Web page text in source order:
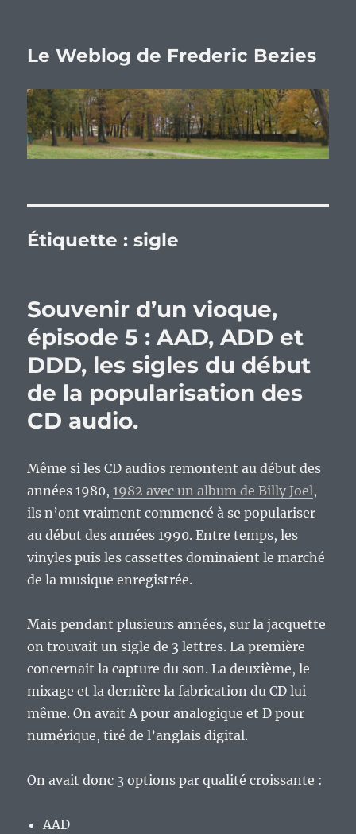
Le Weblog de Frederic Bezies
Étiquette :sigle
Souvenir d’un vioque,
épisode 5 : AAD, ADD et
DDD, les sigles du début
de la popularisation des
CD audio.
Même si les CD audios remontent au début des
années 1980,1982 avec un album de Billy Joel,
ils n’ont vraiment commencé à se populariser
au début des années 1990. Entre temps, les
vinyles puis les cassettes dominaient le marché
de la musique enregistrée.
Mais pendant plusieurs années, sur la jacquette
on trouvait un sigle de 3 lettres. La première
concernait la capture du son. La deuxième, le
mixage et la dernière la fabrication du CD lui
même. On avait A pour analogique et D pour
numérique, tiré de l’anglais digital.
On avait donc 3 options par qualité croissante :
AAD